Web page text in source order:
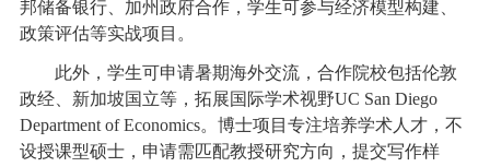
邦储备银行、加州政府合作，学生可参与经济模型构建、
政策评估等实战项目。
此外，学生可申请暑期海外交流，合作院校包括伦敦
政经、新加坡国立等，拓展国际学术视野UC San Diego
Department of Economics。博士项目专注培养学术人才，不
设授课型硕士，申请需匹配教授研究方向，提交写作样